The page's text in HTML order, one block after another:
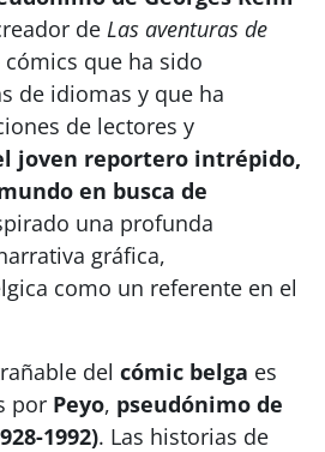
de Las aventuras de
que ha sido
de idiomas y que ha
de lectores y
joven reportero intrépido,
en busca de
una profunda
gráfica,
como un referente en el
del cómic belga es
por Peyo, pseudónimo de
1992). Las historias de